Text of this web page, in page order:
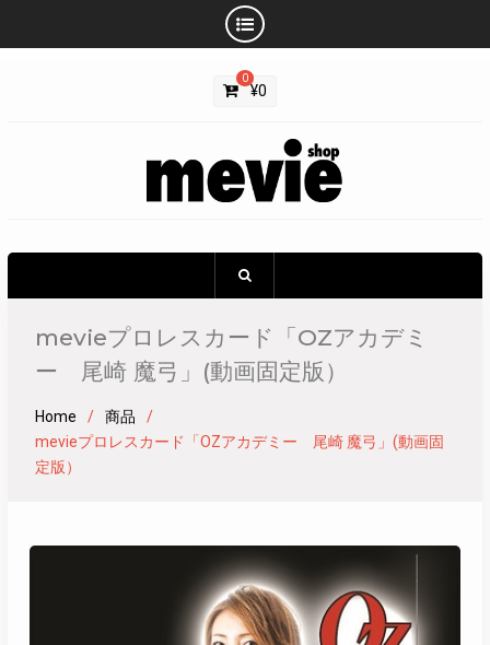
0
¥0
mevieプロレスカード「OZアカデミ
ー 尾崎 魔弓」(動画固定版）
Home
商品
mevieプロレスカード「OZアカデミー 尾崎 魔弓」(動画固
定版）